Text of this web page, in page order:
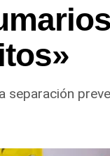
separación